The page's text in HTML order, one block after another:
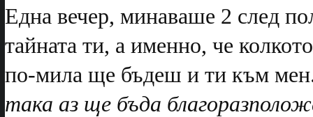
Една вечер, минаваше 2 след
тайната ти, а именно, че
по-мила ще бъдеш и ти към
така аз ще бъда